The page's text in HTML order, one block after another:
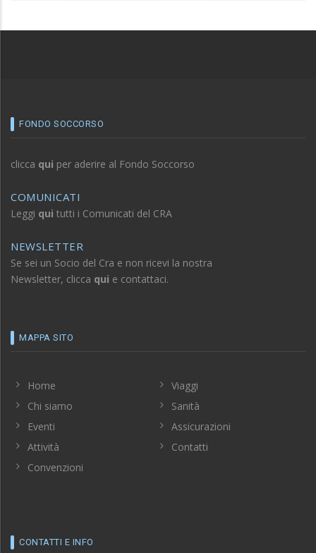
FONDO SOCCORSO
clicca qui per aderire al Fondo Soccorso
COMUNICATI
Leggi qui tutti i Comunicati del CRA
NEWSLETTER
Se sei un Socio del Cra e non ricevi la nostra
Newsletter, clicca qui e contattaci.
MAPPA SITO
Home
Chi siamo
Eventi
Attività
Convenzioni
Viaggi
Sanità
Assicurazioni
Contatti
CONTATTI E INFO